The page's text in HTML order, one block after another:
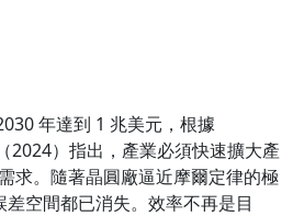
年達到 1 兆美元，根據
）指出，產業必須快速擴大產
求。隨著晶圓廠逼近摩爾定律的極
空間都已消失。效率不再是目